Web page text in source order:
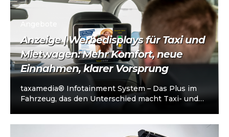
Anzeige | Werbedisplays für Taxi und
Mietwagen: Mehr Komfort, neue
Einnahmen, klarer Vorsprung
taxamedia® Infotainment System – Das Plus im
Fahrzeug, das den Unterschied macht Taxi- und